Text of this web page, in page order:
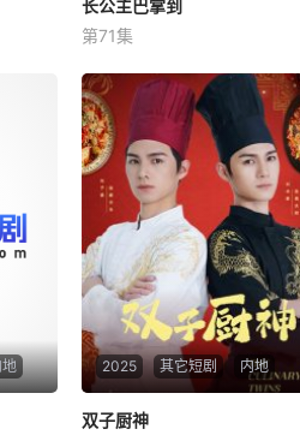
长公主巴掌到
未知
长公主巴掌到
第71集
地 2025 其它短剧 内地
双子厨神
双子厨神